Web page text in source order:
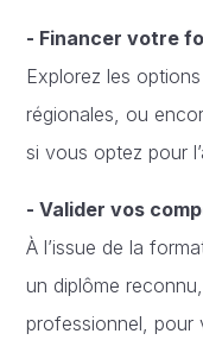
- Financer votre
Explorez les
régionales, ou
si vous optez pour
- Valider vos
À l’issue de la
un diplôme
professionnel, pour